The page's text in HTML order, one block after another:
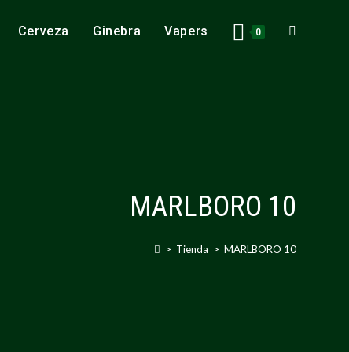
Cerveza Ginebra Vapers 0
MARLBORO 10
> Tienda > MARLBORO 10